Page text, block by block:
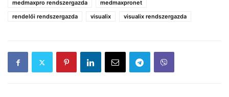
medmaxpro rendszergazda
medmaxpronet
rendelői rendszergazda
visualix visualix rendszergazda